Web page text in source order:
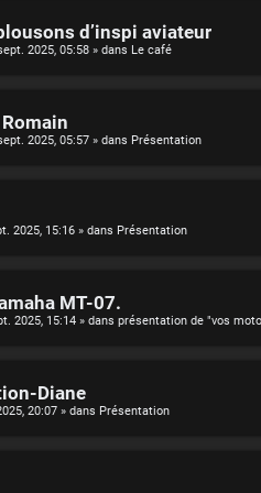
d’inspi aviateur
2025, 05:58 » dans Le café
2025, 05:57 » dans Présentation
2025, 15:16 » dans Présentation
MT-07.
2025, 15:14 » dans présentation de "vos
Diane
20:07 » dans Présentation